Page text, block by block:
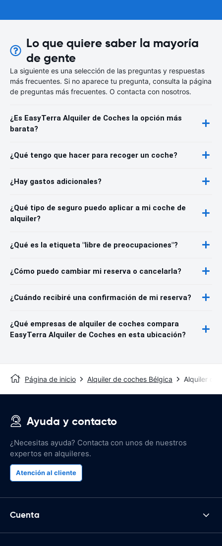
Lo que quiere saber la mayoría
de gente
La siguiente es una selección de las preguntas y respuestas
más frecuentes. Si no aparece tu pregunta, consulta la página
de preguntas más frecuentes. O contacta con nosotros.
¿Es EasyTerra Alquiler de Coches la opción más
barata?
¿Qué tengo que hacer para recoger un coche?
¿Hay gastos adicionales?
¿Qué tipo de seguro puedo aplicar a mi coche de
alquiler?
¿Qué es la etiqueta "libre de preocupaciones"?
¿Cómo puedo cambiar mi reserva o cancelarla?
¿Cuándo recibiré una confirmación de mi reserva?
¿Qué empresas de alquiler de coches compara
EasyTerra Alquiler de Coches en esta ubicación?
Página de inicio Alquiler de coches Bélgica Alquiler de
Ayuda y contacto
¿Necesitas ayuda? Contacta con unos de nuestros
expertos en alquileres.
Atención al cliente
Cuenta